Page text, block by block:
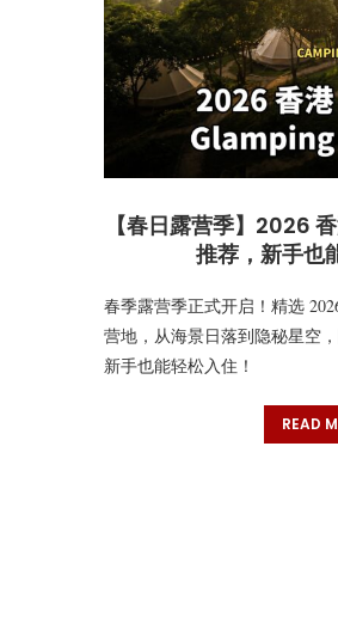
【春日露营季】2026
推荐，新手也
春季露营季正式开启！精选
营地，从海景日落到隐秘星空
新手也能轻松入住！
READ